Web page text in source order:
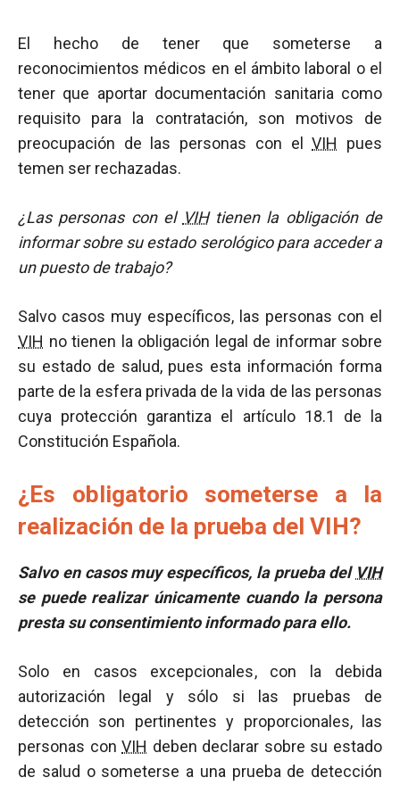
El hecho de tener que someterse a
reconocimientos médicos en el ámbito laboral o el
tener que aportar documentación sanitaria como
requisito para la contratación, son motivos de
preocupación de las personas con elVIH
pues
temen ser rechazadas.
¿Las personas con el VIHtienen la obligación de
informar sobre su estado serológico para acceder a
un puesto de trabajo?
Salvo casos muy específicos, las personas con el
VIH no tienen la obligación legal de informar sobre
su estado de salud, pues esta información forma
parte de la esfera privada de la vida de las personas
cuya protección garantiza el artículo 18.1 de la
Constitución Española.
¿Es obligatorio someterse a la
realización de la prueba del VIH?
Salvo en casos muy específicos, la prueba del VIH
se puede realizar únicamente cuando la persona
presta su consentimiento informado para ello.
Solo en casos excepcionales, con la debida
autorización legal y sólo si las pruebas de
detección son pertinentes y proporcionales, las
personas conVIH deben declarar sobre su estado
de salud o someterse a una prueba de detección